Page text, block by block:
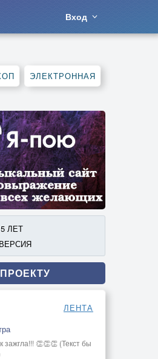
Вход
ЭЛЕКТРОННАЯ
ЛЕТ
ЛЕНТА
зажгла!!! 👏👏👏 (Текст бы